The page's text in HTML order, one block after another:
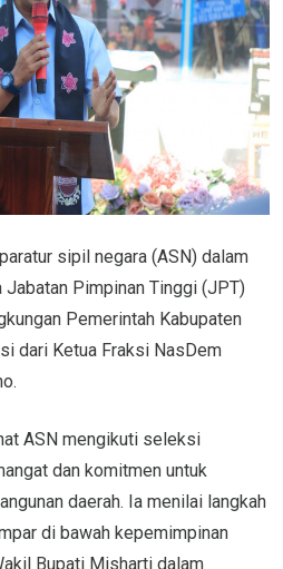
sipil negara (ASN) dalam
Pimpinan Tinggi (JPT)
Pemerintah Kabupaten
dari Ketua Fraksi NasDem
ASN mengikuti seleksi
dan komitmen untuk
daerah. Ia menilai langkah
di bawah kepemimpinan
Bupati Misharti dalam